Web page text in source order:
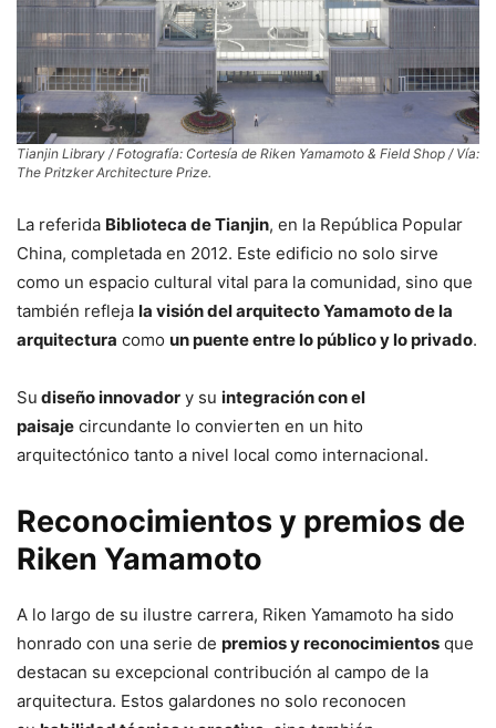
Tianjin Library / Fotografía: Cortesía de Riken Yamamoto & Field Shop / Vía:
The Pritzker Architecture Prize.
La referida Biblioteca de Tianjin, en la República Popular
China, completada en 2012. Este edificio no solo sirve
como un espacio cultural vital para la comunidad, sino que
también refleja la visión del arquitecto Yamamoto de la
arquitectura como un puente entre lo público y lo privado.
Su diseño innovador y su integración con el
paisaje circundante lo convierten en un hito
arquitectónico tanto a nivel local como internacional.
Reconocimientos y premios de
Riken Yamamoto
A lo largo de su ilustre carrera, Riken Yamamoto ha sido
honrado con una serie de premios y reconocimientos que
destacan su excepcional contribución al campo de la
arquitectura. Estos galardones no solo reconocen